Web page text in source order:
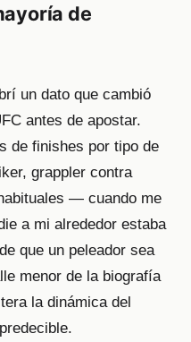
de
un dato que cambió
antes de apostar.
de finishes por tipo de
grappler contra
— cuando me
a mi alrededor estaba
que un peleador sea
menor de la biografía
la dinámica del